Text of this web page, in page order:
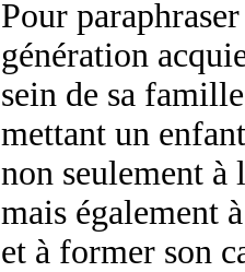
Pour
génération
sein de sa
mettant un
non seulement
mais également
et à former son